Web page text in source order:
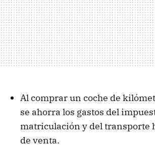
Al comprar un coche de
se ahorra los gastos del
matriculación y del transporte
de venta.